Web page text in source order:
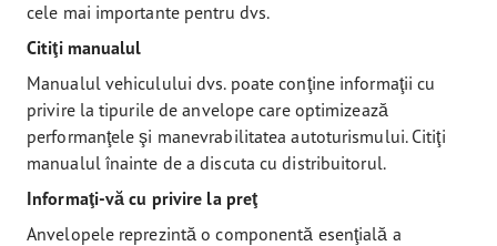
cele mai importante pentru dvs.
Citiţi manualul
Manualul vehiculului dvs. poate conţine informaţii cu
privire la tipurile de anvelope care optimizează
performanţele şi manevrabilitatea autoturismului. Citiţi
manualul înainte de a discuta cu distribuitorul.
Informaţi-vă cu privire la preţ
Anvelopele reprezintă o componentă esenţială a